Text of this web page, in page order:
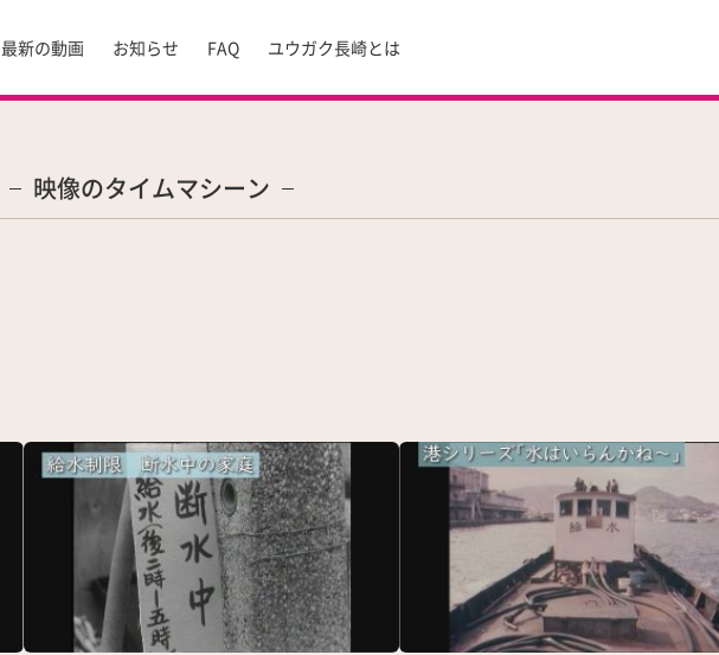
最新の動画 お知らせ FAQ ユウガク長崎とは
映像のタイムマシーン